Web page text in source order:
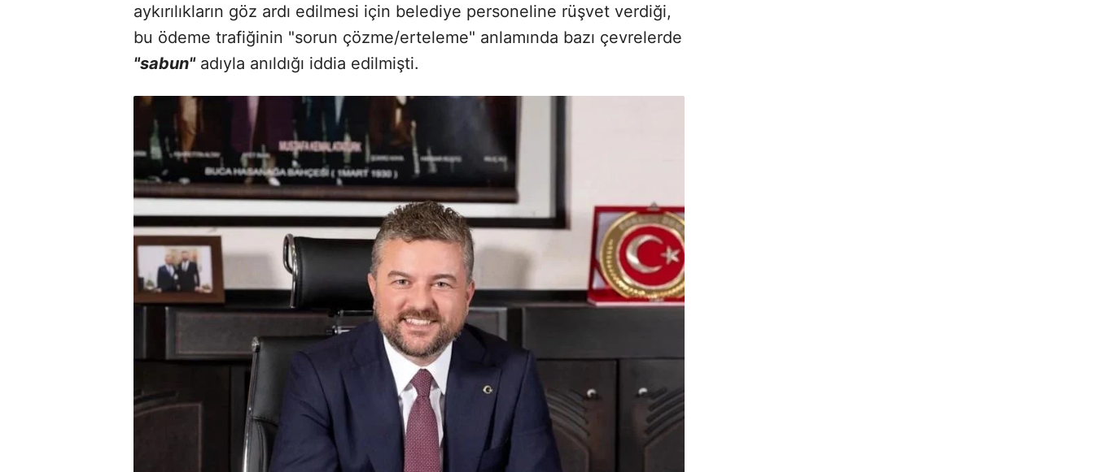
aykırılıkların göz ardı edilmesi için belediye personeline rüşvet verdiği,
bu ödeme trafiğinin "sorun çözme/erteleme" anlamında bazı çevrelerde
"sabun"adıyla anıldığı iddia edilmişti.